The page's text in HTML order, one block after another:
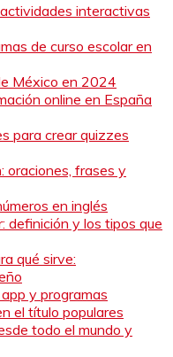
interactivas
de curso escolar en
México en 2024
online en España
para crear quizzes
oraciones, frases y
en inglés
definición y los tipos que
qué sirve:
y programas
el título populares
todo el mundo y